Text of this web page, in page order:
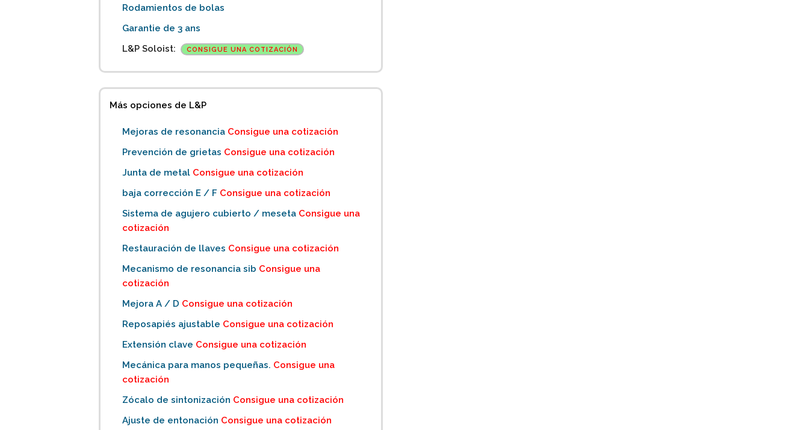
Rodamientos de bolas
Garantie de 3 ans
L&P Soloist:
CONSIGUE UNA COTIZACIÓN
Más opciones de L&P
Mejoras de resonancia Consigue una cotización
Prevención de grietas Consigue una cotización
Junta de metal Consigue una cotización
baja corrección E / F Consigue una cotización
Sistema de agujero cubierto / meseta Consigue una
cotización
Restauración de llaves Consigue una cotización
Mecanismo de resonancia sib Consigue una
cotización
Mejora A / D Consigue una cotización
Reposapiés ajustable Consigue una cotización
Extensión clave Consigue una cotización
Mecánica para manos pequeñas. Consigue una
cotización
Zócalo de sintonización Consigue una cotización
Ajuste de entonación Consigue una cotización